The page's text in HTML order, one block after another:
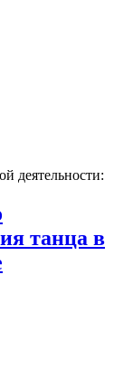
деятельности:
танца в